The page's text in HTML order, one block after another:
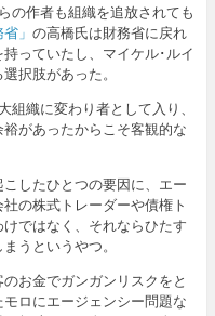
の作者も組織を追放されても
」 の高橋氏は財務省に戻れ
っていたし、マイケル･ルイ
択肢があった。
織に変わり者として入り、
があったからこそ客観的な
したひとつの要因に、エー
の株式トレーダーや債権ト
ではなく、それならひたす
うというやつ。
お金でガンガンリスクをと
ロにエージェンシー問題な